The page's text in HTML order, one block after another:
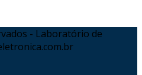
- Laboratório de